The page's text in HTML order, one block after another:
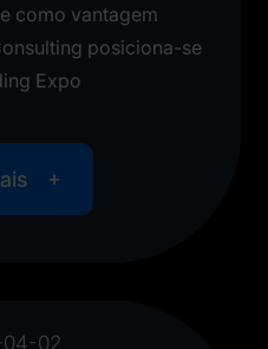
como vantagem
posiciona-se
Expo
02